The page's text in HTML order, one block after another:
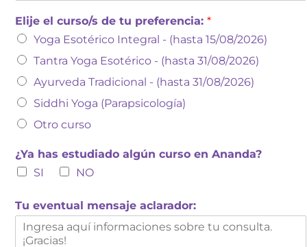
Elije el curso/s de tu preferencia: *
Yoga Esotérico Integral - (hasta 15/08/2026)
Tantra Yoga Esotérico - (hasta 31/08/2026)
Ayurveda Tradicional - (hasta 31/08/2026)
Siddhi Yoga (Parapsicología)
Otro curso
¿Ya has estudiado algún curso en Ananda?
SI
NO
Tu eventual mensaje aclarador: